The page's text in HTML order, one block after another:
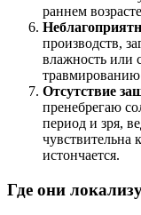
раннем
производств,
влажность или
Отсутствие
пренебрегаю
период и зря,
чувствительна
истончается.
Где они